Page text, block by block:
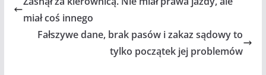
miał coś innego
Fałszywe dane, brak pasów i zakaz sądowy to
tylko początek jej problemów